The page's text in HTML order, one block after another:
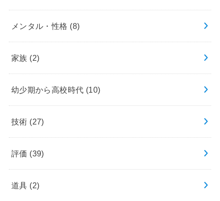
メンタル・性格 (8)
家族 (2)
幼少期から高校時代 (10)
技術 (27)
評価 (39)
道具 (2)